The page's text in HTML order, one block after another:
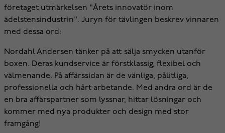
företaget utmärkelsen "Årets innovatör inom
ädelstensindustrin". Juryn för tävlingen beskrev vinnaren
med dessa ord:
Nordahl Andersen tänker på att sälja smycken utanför
boxen. Deras kundservice är förstklassig, flexibel och
välmenande. På affärssidan är de vänliga, pålitliga,
professionella och hårt arbetande. Med andra ord är de
en bra affärspartner som lyssnar, hittar lösningar och
kommer med nya produkter och design med stor
framgång!